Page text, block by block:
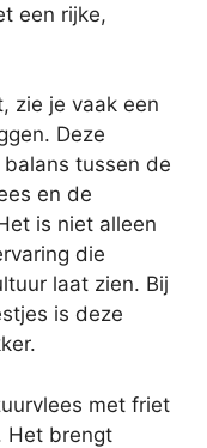
een rijke,
zie je vaak een
Deze
tussen de
en de
is niet alleen
die
laat zien. Bij
is deze
met friet
Het brengt